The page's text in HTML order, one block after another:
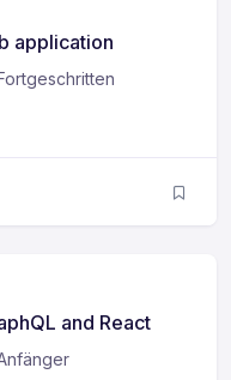
application
and React